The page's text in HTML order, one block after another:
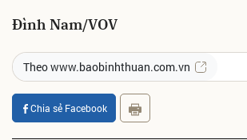
Đình Nam/VOV
Theo www.baobinhthuan.com.vn
Chia sẻ Facebook